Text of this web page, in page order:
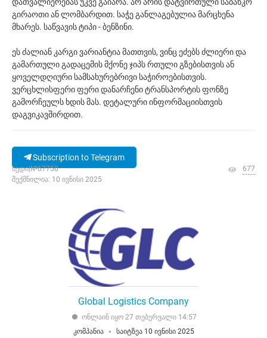
გირაოთი ან ლომბარდით. საჭე განლაგებულია მარცხენა
მხარეს. საწვავის ტიპი - ბენზინი.
ეს ძალიან კარგი ვარიანტია მათთვის, ვინც ეძებს ძლიერი და
გამართული გადაცემის მქონე ჯიპს რთული გზებისთვის ან
ყოველდღიური სამსახურებრივი საჭიროებისთვის.
ვერცხლისფერი ფერი დანარჩენი ტრანსპორტის ფონზე
გამორჩეულს ხდის მას. დეტალური ინფორმაციისთვის
დაგვიკავშირდით.
Subscription to Telegram
ხედი|№67750
შექმნილია: 10 ივნისი 2025
677
Global Logistics Company
ონლაინ იყო 27 თებერვალი 14:57
კომპანია
საიტზეა 10 ივნისი 2025